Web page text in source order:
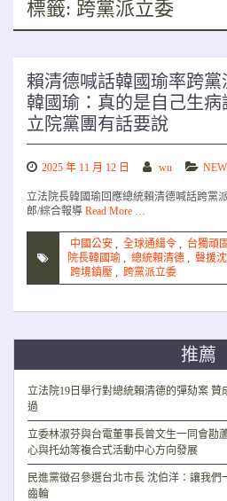
標籤: 跨黨派立委
賴清德喊話韓國瑜率跨
韓國瑜：真的是自己生
立院黨團有話要說
2025 年 11 月 12 日 wu
立法院長韓國瑜回應總統賴清德喊話跨黨
郎/綜合報導 Read More …
中國公安 , 全球通緝令 , 台獨頑
院長韓國瑜 , 總統賴清德 , 聲援
跨境鎮壓 , 跨黨派立委
推薦
立法院19日舉行對總統賴清德的彈劾案 贊
過
立委林淑芬與台電董事長曾文生一同會
心與托幼等複合式活動中心方向發展
民進黨徵召參選台北市長 沈伯洋：讓我們
齒輪